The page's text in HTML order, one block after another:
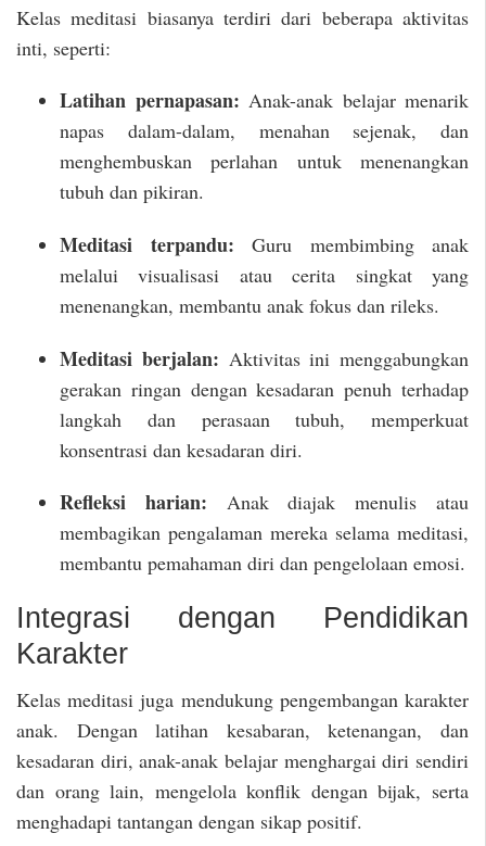
Kelas meditasi biasanya terdiri dari beberapa aktivitas
inti, seperti:
Latihan pernapasan: Anak-anak belajar menarik
napas dalam-dalam, menahan sejenak, dan
menghembuskan perlahan untuk menenangkan
tubuh dan pikiran.
Meditasi terpandu: Guru membimbing anak
melalui visualisasi atau cerita singkat yang
menenangkan, membantu anak fokus dan rileks.
Meditasi berjalan: Aktivitas ini menggabungkan
gerakan ringan dengan kesadaran penuh terhadap
langkah dan perasaan tubuh, memperkuat
konsentrasi dan kesadaran diri.
Refleksi harian: Anak diajak menulis atau
membagikan pengalaman mereka selama meditasi,
membantu pemahaman diri dan pengelolaan emosi.
Integrasi dengan Pendidikan
Karakter
Kelas meditasi juga mendukung pengembangan karakter
anak. Dengan latihan kesabaran, ketenangan, dan
kesadaran diri, anak-anak belajar menghargai diri sendiri
dan orang lain, mengelola konflik dengan bijak, serta
menghadapi tantangan dengan sikap positif.